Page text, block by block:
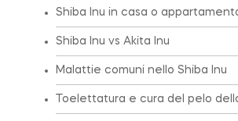
Shiba Inu in casa o
Shiba Inu vs Akita Inu
Malattie comuni nello Shiba Inu
Toelettatura e cura del pelo